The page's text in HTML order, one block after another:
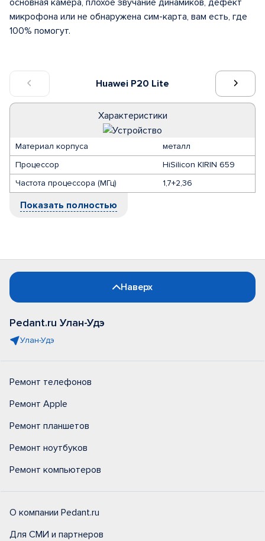
Huawei P20 Lite
Характеристики
Материал корпуса
металл
Процессор
HiSilicon KIRIN 659
Частота процессора (МГц)
1,7+2,36
Показать полностью
основная камера, плохое звучание динамиков, дефект
микрофона или не обнаружена сим-карта, вам есть, где
100% помогут.
Наверх
Pedant.ru Улан-Удэ
Улан-Удэ
Ремонт телефонов
Ремонт Apple
Ремонт планшетов
Ремонт ноутбуков
Ремонт компьютеров
О компании Pedant.ru
Для СМИ и партнеров